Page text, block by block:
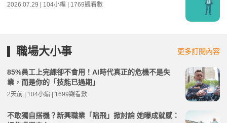
2026.07.29 | 104小編 | 1769觀看數
職場大小事 更多訂閱內容
85%員工上完課卻不會用！AI時代真正的危機不是失
業，而是你的「技能已過期」
2天前 | 104小編 | 1699觀看數
不敢獨自搭機？新興職業「陪飛」掀討論 她曝成就感：